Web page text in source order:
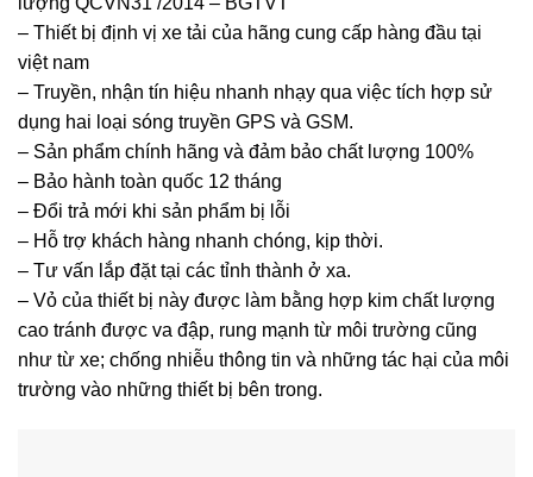
– Thiết bị định vị xe tải của hãng cung cấp hàng đầu tại
việt nam
– Truyền, nhận tín hiệu nhanh nhạy qua việc tích hợp sử
dụng hai loại sóng truyền GPS và GSM.
– Sản phẩm chính hãng và đảm bảo chất lượng 100%
– Bảo hành toàn quốc 12 tháng
– Đổi trả mới khi sản phẩm bị lỗi
– Hỗ trợ khách hàng nhanh chóng, kịp thời.
– Tư vấn lắp đặt tại các tỉnh thành ở xa.
– Vỏ của thiết bị này được làm bằng hợp kim chất lượng
cao tránh được va đập, rung mạnh từ môi trường cũng
như từ xe; chống nhiễu thông tin và những tác hại của môi
trường vào những thiết bị bên trong.